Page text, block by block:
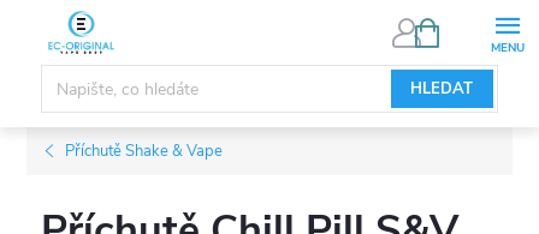
obsah
HLEDAT
NÁKUPNÍ
Příchutě Shake & Vape